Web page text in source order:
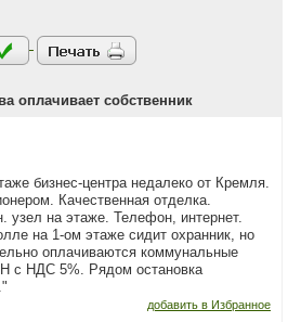
оплачивает собственник
бизнес-центра недалеко от Кремля.
Качественная отделка.
узел на этаже. Телефон, интернет.
на 1-ом этаже сидит охранник, но
оплачиваются коммунальные
с НДС 5%. Рядом остановка
добавить в Избранное